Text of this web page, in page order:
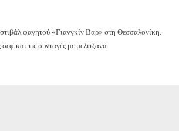
φαγητού «Γιανγκίν Βαρ» στη Θεσσαλονίκη.
και τις συνταγές με μελιτζάνα.